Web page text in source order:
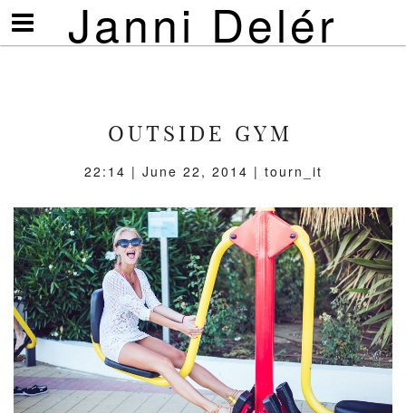
Janni Delér
Visa/göm
meny
OUTSIDE GYM
22:14 | June 22, 2014 | tourn_it